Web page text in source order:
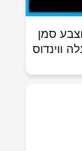
סמן
ווינדוס